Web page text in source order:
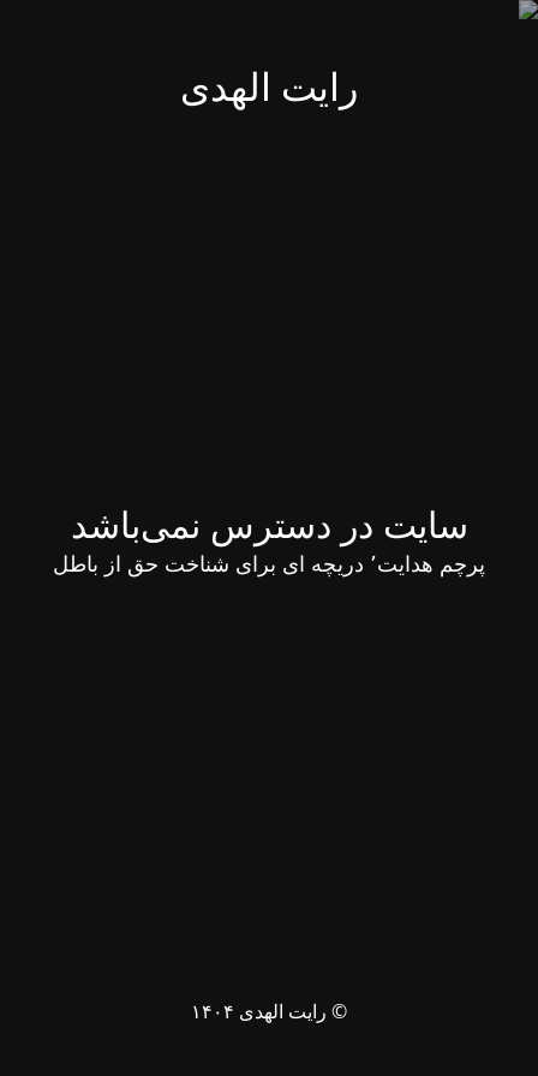
رایت الهدی
سایت در دسترس نمی‌باشد
پرچم هدایت٬ دریچه ای برای شناخت حق از باطل
© رایت الهدی ۱۴۰۴